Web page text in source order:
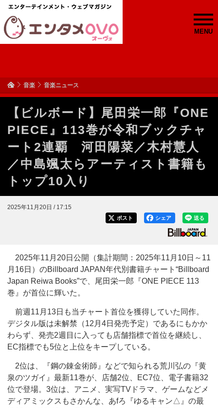
MENU
音楽 音楽ニュース
【ビルボード】尾田栄一郎『ONE
PIECE』113巻が令和ブックチャ
ート2連覇 河田陽菜／木村慧人
／中島颯太らアーティスト書籍も
トップ10入り
2025年11月20日 / 17:15
送る
シェア
ポスト
2025年11月20日公開（集計期間：2025年11月10日～11
月16日）のBillboard JAPAN年代別書籍チャート“Billboard
Japan Reiwa Books”で、尾田栄一郎『ONE PIECE 113
巻』が首位に輝いた。
前週11月13日も当チャート首位を獲得していた同作。
デジタル版は未解禁（12月4日発売予定）であるにもかか
わらず、発売2週目に入っても店舗指標で首位を継続し、
EC指標でも5位と上位をキープしている。
2位は、『鋼の錬金術師』などで知られる荒川弘の『黄
泉のツガイ』最新11巻が、店舗2位、EC7位、電子書籍32
位で登場。3位は、アニメ、実写TVドラマ、ゲームなどメ
ディアミックスもさかんな、あfろ『ゆるキャン△』の最